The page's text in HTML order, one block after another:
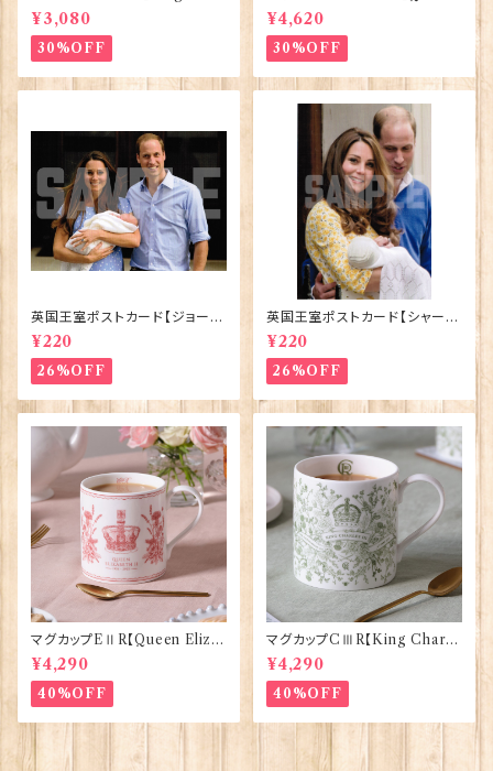
lesⅢ Coronation】Victoria
Eggs 50129
¥3,080
30%OFF
ElizabethⅡ Commemorativ
e】Victoria Eggs 90332
¥4,620
30%OFF
英国王室ポストカード【ジョージ
王子ご誕生】Pageantry Post
card 90183-JEF100
¥220
26%OFF
英国王室ポストカード【シャーロ
ット王女2】Pageantry Postca
rd 90183-JEF202
¥220
26%OFF
マグカップEⅡR【Queen Eliza
bethⅡ Commemorative】Vi
ctoria Eggs 50126
¥4,290
40%OFF
マグカップCⅢR【King Charle
sⅢ Coronation】Victoria E
ggs 50127
¥4,290
40%OFF